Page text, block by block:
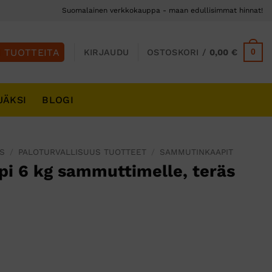
Suomalainen verkkokauppa - maan edullisimmat hinnat!
KIRJAUDU OSTOSKORI / 0,00€ 0
BLOGI
PALOTURVALLISUUS TUOTTEET SAMMUTINKAAPIT
6 kg sammuttimelle, teräs